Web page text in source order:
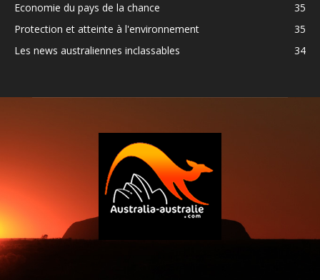
Economie du pays de la chance
35
Protection et atteinte à l'environnement
35
Les news australiennes inclassables
34